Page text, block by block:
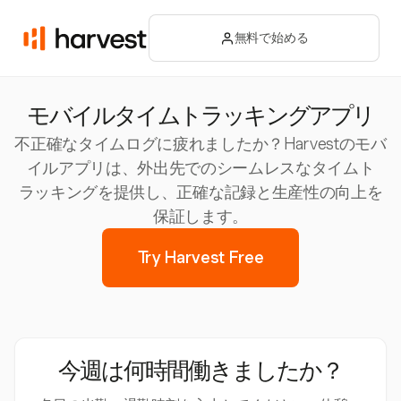
無料で始める
モバイルタイムトラッキングアプリ
不正確なタイムログに疲れましたか？Harvestのモバ
イルアプリは、外出先でのシームレスなタイムト
ラッキングを提供し、正確な記録と生産性の向上を
保証します。
Try Harvest Free
今週は何時間働きましたか？